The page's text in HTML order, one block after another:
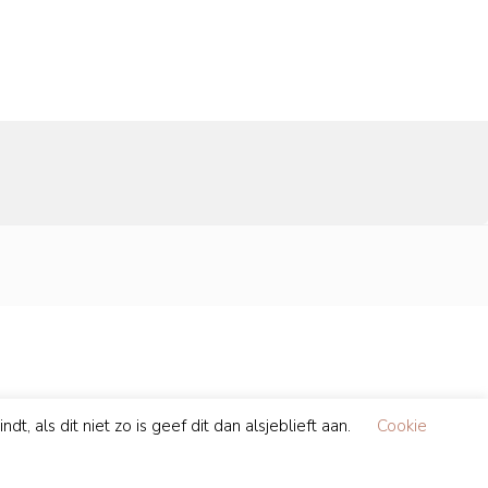
als dit niet zo is geef dit dan alsjeblieft aan. Cookie